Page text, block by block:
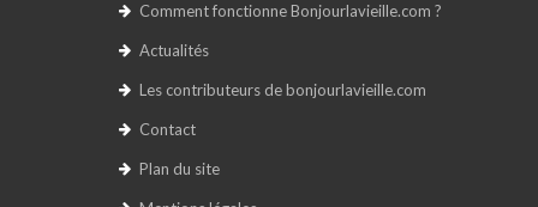
Comment fonctionne Bonjourlavieille.com ?
Actualités
Les contributeurs de bonjourlavieille.com
Contact
Plan du site